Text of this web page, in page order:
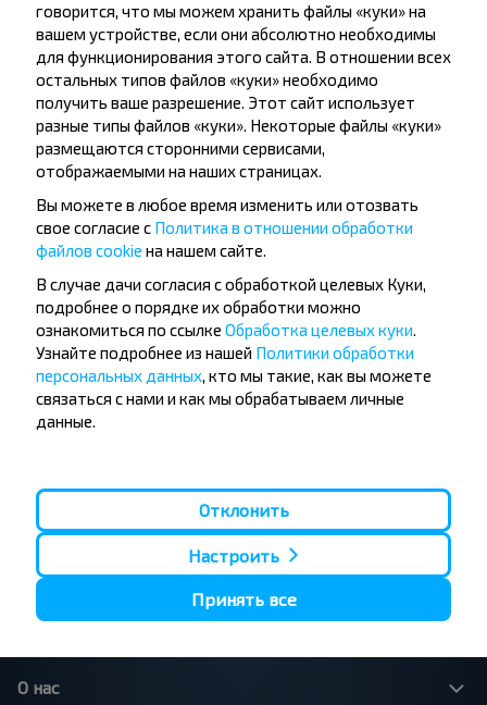
Подписаться
Популярные автобусные
направления
Орша - Могилёв
Минск - Несвиж
Минск - Могилёв
Минск - Пинск
Минск - Брест
Минск - Гомель
Минск - Барановичи
Гомель - Минск
Брест - Тересполь
Брест - Беловежская Пуща
Брест - Минск
Вильнюс - Минск
Москва - Брест
Минск - Варшава
Москва - Барановичи
Брест - Люблин
Брест - Варшава
О нас
говорится, что мы можем хранить файлы «куки» на
вашем устройстве, если они абсолютно необходимы
для функционирования этого сайта. В отношении всех
остальных типов файлов «куки» необходимо
получить ваше разрешение. Этот сайт использует
разные типы файлов «куки». Некоторые файлы «куки»
размещаются сторонними сервисами,
отображаемыми на наших страницах.
Вы можете в любое время изменить или отозвать
свое согласие с Политика в отношении обработки
файлов cookie на нашем сайте.
В случае дачи согласия с обработкой целевых Куки,
подробнее о порядке их обработки можно
ознакомиться по ссылке Обработка целевых куки.
Узнайте подробнее из нашей Политики обработки
персональных данных, кто мы такие, как вы можете
связаться с нами и как мы обрабатываем личные
данные.
Отклонить
Настроить
Принять все